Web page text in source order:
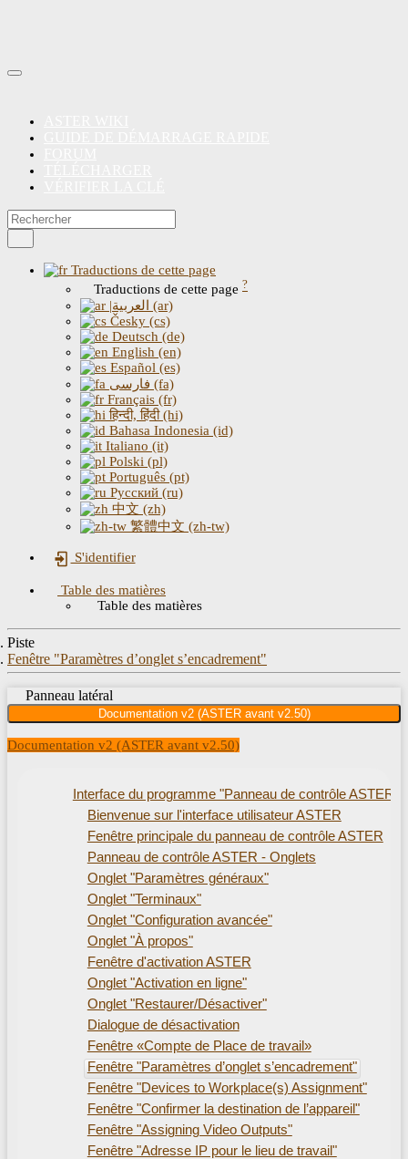
Traductions de cette page
Traductions de cette page ?
|العربية (ar)
Česky (cs)
Deutsch (de)
English (en)
Español (es)
فارسی (fa)
Français (fr)
हिन्दी, हिंदी (hi)
Bahasa Indonesia (id)
Italiano (it)
Polski (pl)
Português (pt)
Русский (ru)
中文 (zh)
繁體中文 (zh-tw)
S'identifier
Table des matières
Table des matières
Piste
Fenêtre "Paramètres d’onglet s’encadrement"
Panneau latéral
Documentation v2 (ASTER avant v2.50)
Documentation v2 (ASTER avant v2.50)
Interface du programme "Panneau de contrôle ASTER"
Bienvenue sur l'interface utilisateur ASTER
Fenêtre principale du panneau de contrôle ASTER
Panneau de contrôle ASTER - Onglets
Onglet "Paramètres généraux"
Onglet "Terminaux"
Onglet "Configuration avancée"
Onglet "À propos"
Fenêtre d'activation ASTER
Onglet "Activation en ligne"
Onglet "Restaurer/Désactiver"
Dialogue de désactivation
Fenêtre «Compte de Place de travail»
Fenêtre "Paramètres d’onglet s’encadrement"
Fenêtre "Devices to Workplace(s) Assignment"
Fenêtre "Confirmer la destination de l’appareil"
Fenêtre "Assigning Video Outputs"
Fenêtre "Adresse IP pour le lieu de travail"